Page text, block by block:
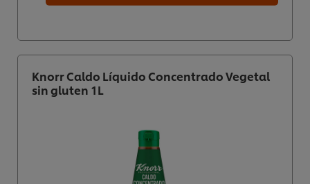
Knorr Caldo Líquido Concentrado Vegetal
sin gluten 1L